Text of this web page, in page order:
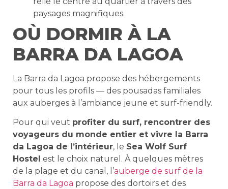
paysages magnifiques.
OÙ DORMIR À LA
BARRA DA LAGOA
La Barra da Lagoa propose des hébergements
pour tous les profils — des pousadas familiales
aux auberges à l’ambiance jeune et surf-friendly.
Pour qui veut profiter du surf, rencontrer des
voyageurs du monde entier et vivre la Barra
da Lagoa de l’intérieur, le Sea Wolf Surf
Hostel est le choix naturel. À quelques mètres
de la plage et du canal, l’auberge de surf de la
Barra da Lagoa propose des dortoirs et des